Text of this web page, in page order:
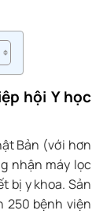
hội Y học
Bản (với hơn
nhận máy lọc
bị y khoa. Sản
250 bệnh viện